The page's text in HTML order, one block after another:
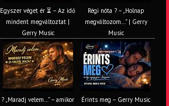
Egyszer véget ér ⏳ – Az idő
mindent megváltoztat |
Gerry Music
Régi nóta ? – „Holnap
megváltozom…” | Gerry
Music
? „Maradj velem…” – amikor
Érints meg – Gerry Music